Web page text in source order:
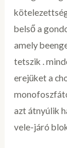
belső a
amely
tetszik .
erejüket a
azt átnyúlik
vele-járó